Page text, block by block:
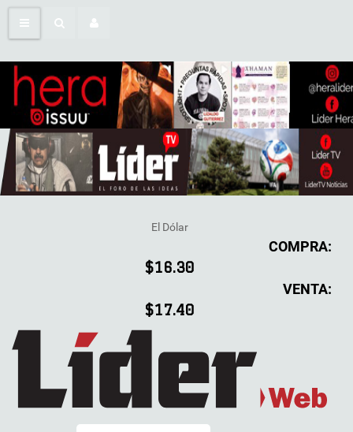
El Dólar
COMPRA:
$16.30
VENTA:
$17.40